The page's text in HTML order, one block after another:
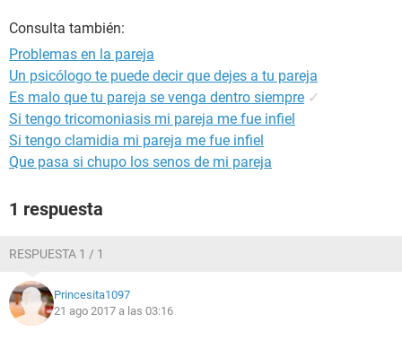
Consulta también:
Problemas en la pareja
Un psicólogo te puede decir que dejes a tu pareja
Es malo que tu pareja se venga dentro siempre ✓
Si tengo tricomoniasis mi pareja me fue infiel
Si tengo clamidia mi pareja me fue infiel
Que pasa si chupo los senos de mi pareja
1 respuesta
RESPUESTA 1 / 1
Princesita1097
21 ago 2017 a las 03:16